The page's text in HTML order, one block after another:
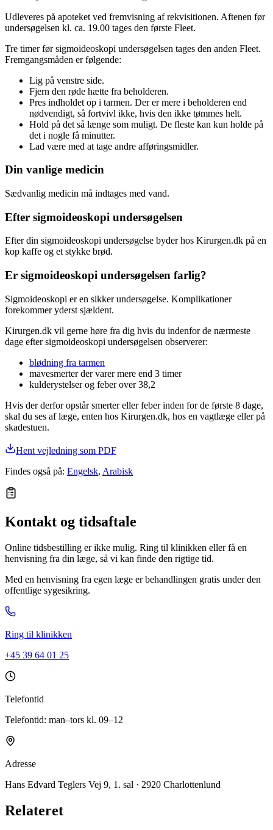
Udleveres på apoteket ved fremvisning af rekvisitionen. Aftenen før
undersøgelsen kl. ca. 19.00 tages den første Fleet.
Tre timer før sigmoideoskopi undersøgelsen tages den anden Fleet.
Fremgangsmåden er følgende:
Lig på venstre side.
Fjern den røde hætte fra beholderen.
Pres indholdet op i tarmen. Der er mere i beholderen end
nødvendigt, så fortvivl ikke, hvis den ikke tømmes helt.
Hold på det så længe som muligt. De fleste kan kun holde på
det i nogle få minutter.
Lad være med at tage andre afføringsmidler.
Din vanlige medicin
Sædvanlig medicin må indtages med vand.
Efter sigmoideoskopi undersøgelsen
Efter din sigmoideoskopi undersøgelse byder hos Kirurgen.dk på en
kop kaffe og et stykke brød.
Er sigmoideoskopi undersøgelsen farlig?
Sigmoideoskopi er en sikker undersøgelse. Komplikationer
forekommer yderst sjældent.
Kirurgen.dk vil gerne høre fra dig hvis du indenfor de nærmeste
dage efter sigmoideoskopi undersøgelsen observerer:
blødning fra tarmen
mavesmerter der varer mere end 3 timer
kulderystelser og feber over 38,2
Hvis der derfor opstår smerter eller feber inden for de første 8 dage,
skal du ses af læge, enten hos Kirurgen.dk, hos en vagtlæge eller på
skadestuen.
Hent vejledning som PDF
Findes også på: Engelsk, Arabisk
Kontakt og tidsaftale
Online tidsbestilling er ikke mulig. Ring til klinikken eller få en
henvisning fra din læge, så vi kan finde den rigtige tid.
Med en henvisning fra egen læge er behandlingen gratis under den
offentlige sygesikring.
Ring til klinikken
+45 39 64 01 25
Telefontid
Telefontid: man–tors kl. 09–12
Adresse
Hans Edvard Teglers Vej 9, 1. sal · 2920 Charlottenlund
Relateret